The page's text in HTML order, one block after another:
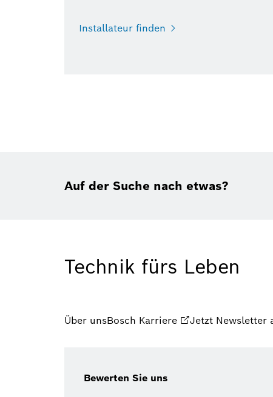
Installateur finden
Auf der Suche nach etwas?
Technik fürs Leben
Über unsBosch Karriere Jetzt Newsletter
Bewerten Sie uns